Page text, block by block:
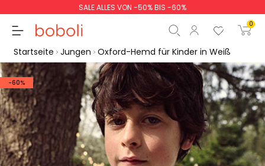
SALE ALLES VON -50% BIS -60%
0
Zwischensumme 0,00 €
Gesamtbetrag 0,00 €
Startseite Jungen Oxford-Hemd für Kinder in Weiß
-60%